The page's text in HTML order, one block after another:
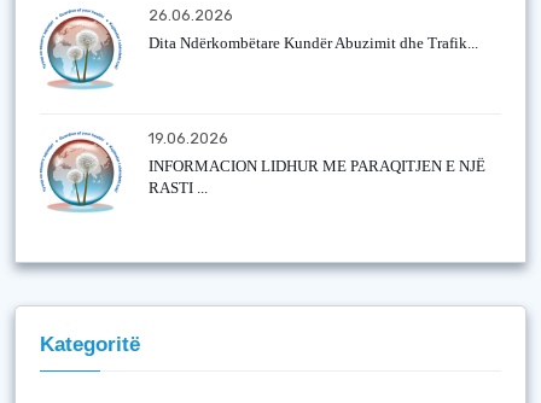
26.06.2026
Dita Ndërkombëtare Kundër Abuzimit dhe Trafik...
19.06.2026
INFORMACION LIDHUR ME PARAQITJEN E NJË
RASTI ...
Kategoritë